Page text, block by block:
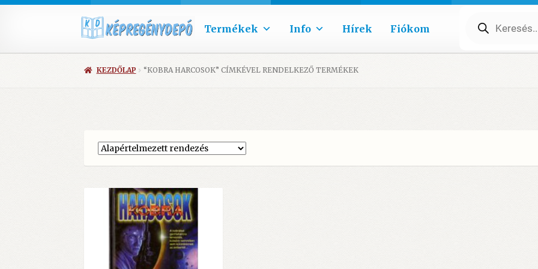
Termékek Info Hírek Fiókom search
KEZDŐLAP “KOBRA HARCOSOK” CÍMKÉVEL RENDELKEZŐ TERMÉKEK